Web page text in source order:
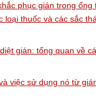
phục gián trong ống
loại thuốc và các sắc
gián: tổng quan về
việc sử dụng nó từ